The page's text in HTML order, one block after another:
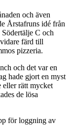
och även
Årstafruns idé från
C och
färd till
pizzeria.
och det var en
hade gjort en myst
eller rätt mycket
de lösa
för loggning av